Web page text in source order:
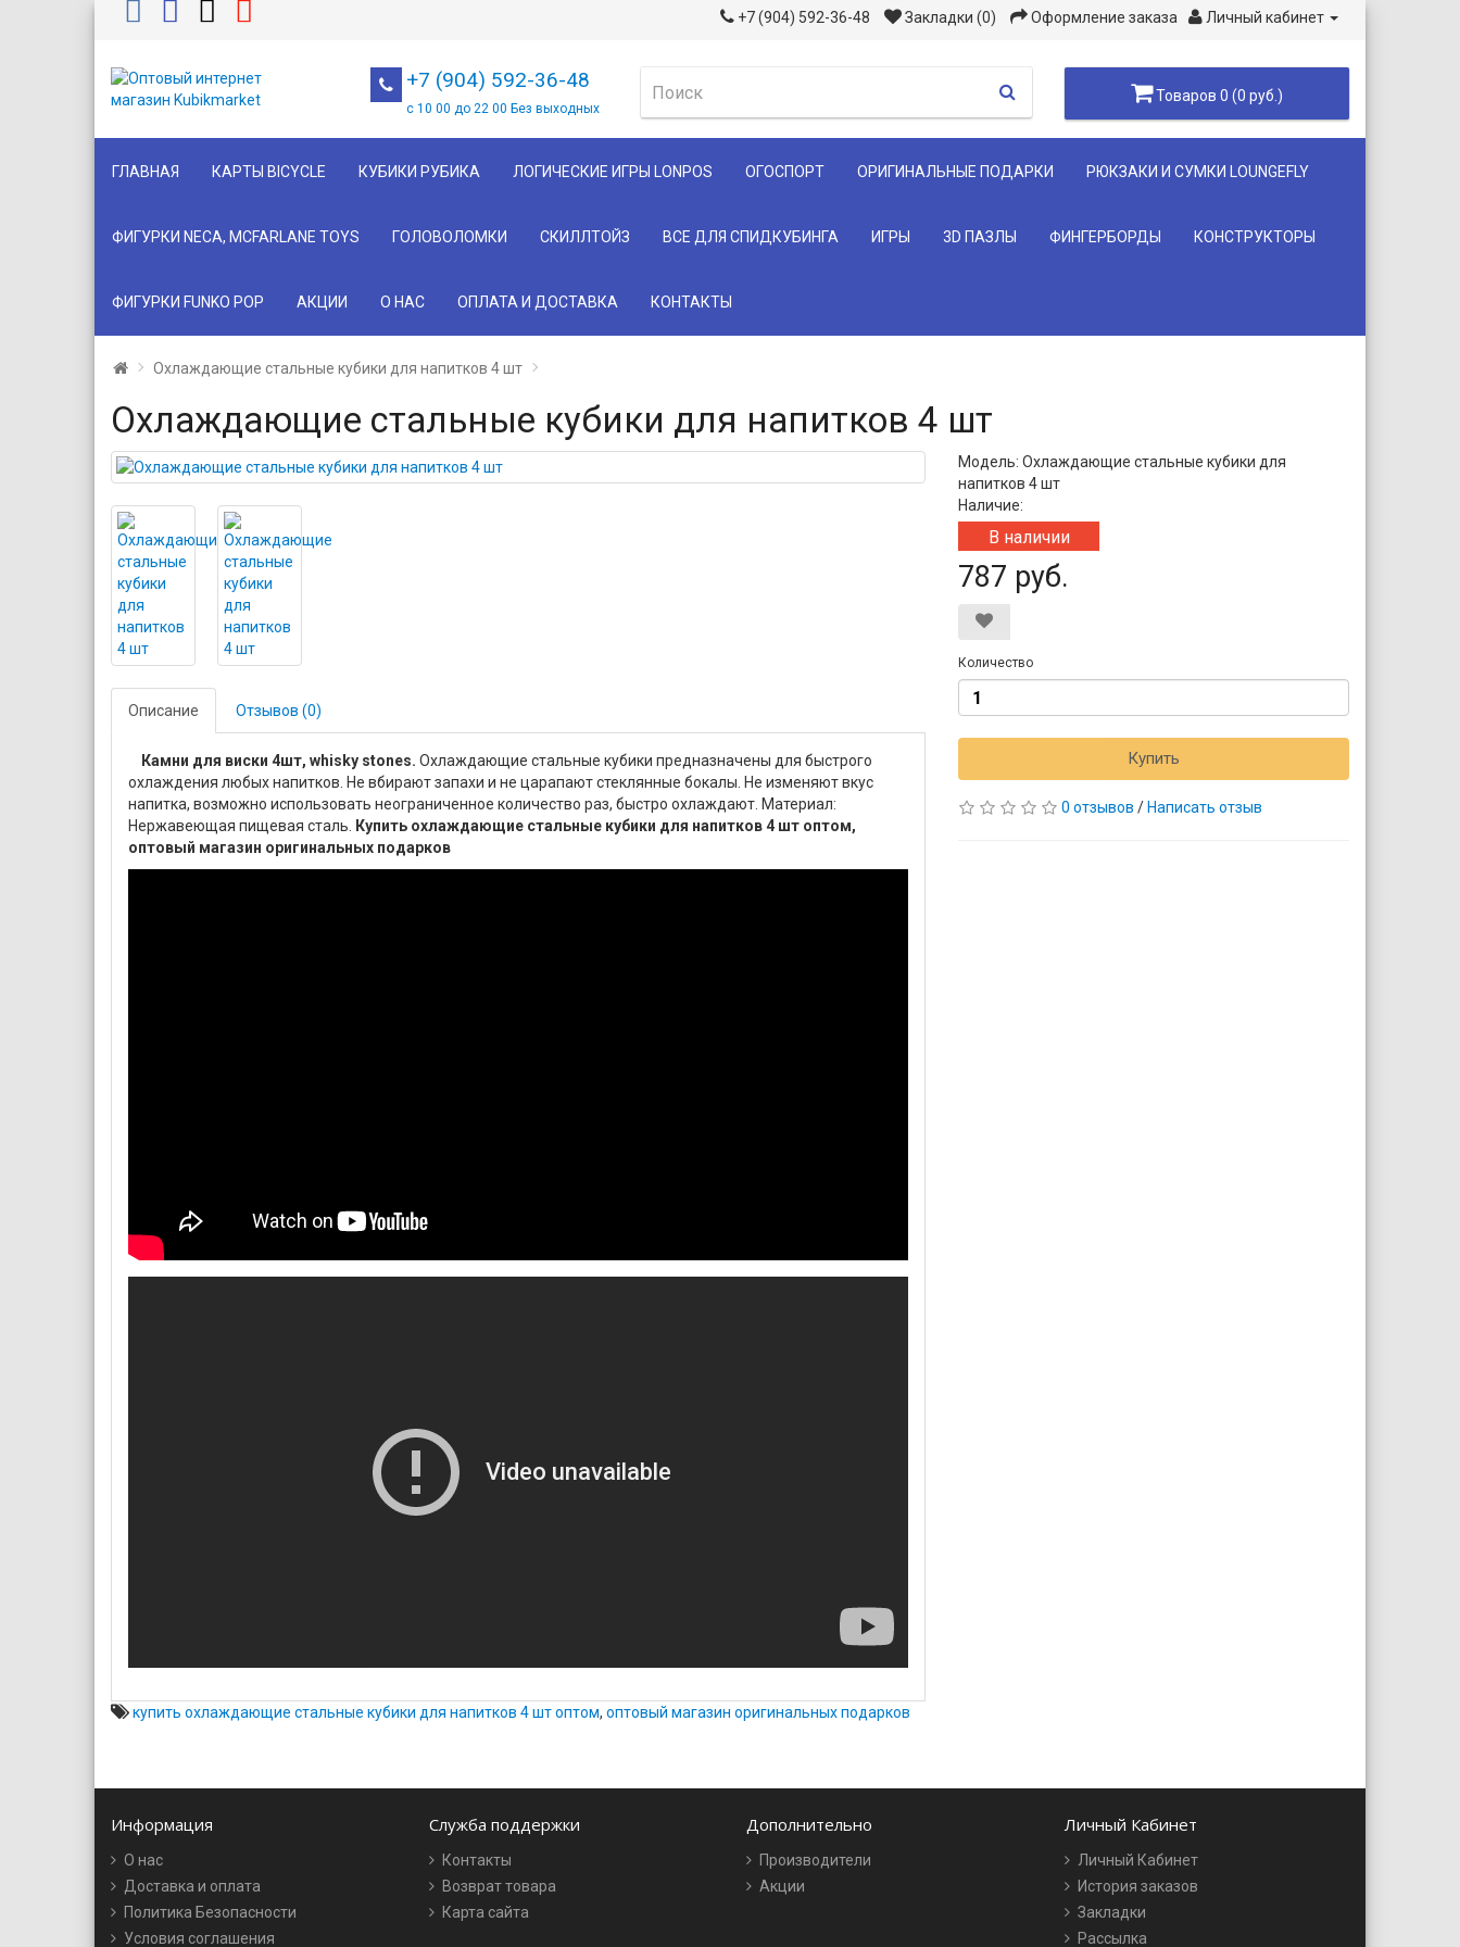
+7 (904) 592-36-48 Закладки (0) Оформление заказа Личный кабинет
+7 (904) 592-36-48
с 10 00 до 22 00 Без выходных
Товаров 0 (0 руб.)
ГЛАВНАЯ КАРТЫ BICYCLE КУБИКИ РУБИКА ЛОГИЧЕСКИЕ ИГРЫ LONPOS ОГОСПОРТ ОРИГИНАЛЬНЫЕ ПОДАРКИ РЮКЗАКИ И СУМКИ LOUNGEFLY
ФИГУРКИ NECA, MCFARLANE TOYS ГОЛОВОЛОМКИ СКИЛЛТОЙЗ ВСЕ ДЛЯ СПИДКУБИНГА ИГРЫ 3D ПАЗЛЫ ФИНГЕРБОРДЫ КОНСТРУКТОРЫ
ФИГУРКИ FUNKO POP АКЦИИ О НАС ОПЛАТА И ДОСТАВКА КОНТАКТЫ
Охлаждающие стальные кубики для напитков 4 шт
Охлаждающие стальные кубики для напитков 4 шт
Описание Отзывов (0)
Камни для виски 4шт, whisky stones. Охлаждающие стальные кубики предназначены для быстрого
охлаждения любых напитков. Не вбирают запахи и не царапают стеклянные бокалы. Не изменяют вкус
напитка, возможно использовать неограниченное количество раз, быстро охлаждают. Материал:
Нержавеющая пищевая сталь.
Купить охлаждающие стальные кубики для напитков 4 шт оптом,
оптовый магазин оригинальных подарков
Модель: Охлаждающие стальные кубики для
напитков 4 шт
Наличие:
В наличии
787 руб.
Количество
Купить
0 отзывов / Написать отзыв
купить охлаждающие стальные кубики для напитков 4 шт оптом, оптовый магазин оригинальных подарков
Информация
О нас
Доставка и оплата
Политика Безопасности
Условия соглашения
Служба поддержки
Контакты
Возврат товара
Карта сайта
Дополнительно
Производители
Акции
Личный Кабинет
Личный Кабинет
История заказов
Закладки
Рассылка